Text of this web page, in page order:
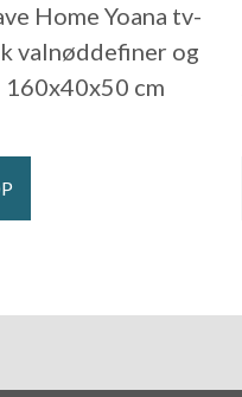
Home Yoana tv-
valnøddefiner og
cm